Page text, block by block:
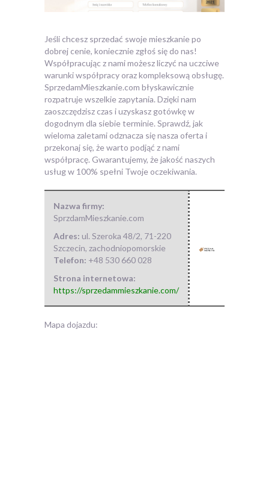
Jeśli chcesz sprzedać swoje mieszkanie po
dobrej cenie, koniecznie zgłoś się do nas!
Współpracując z nami możesz liczyć na uczciwe
warunki współpracy oraz kompleksową obsługę.
SprzedamMieszkanie.com błyskawicznie
rozpatruje wszelkie zapytania. Dzięki nam
zaoszczędzisz czas i uzyskasz gotówkę w
dogodnym dla siebie terminie. Sprawdź, jak
wieloma zaletami odznacza się nasza oferta i
przekonaj się, że warto podjąć z nami
współpracę. Gwarantujemy, że jakość naszych
usług w 100% spełni Twoje oczekiwania.
Nazwa firmy:
SprzdamMieszkanie.com
Adres: ul. Szeroka 48/2, 71-220
Szczecin, zachodniopomorskie
Telefon: +48 530 660 028
Strona internetowa:
https://sprzedammieszkanie.com/
Mapa dojazdu: